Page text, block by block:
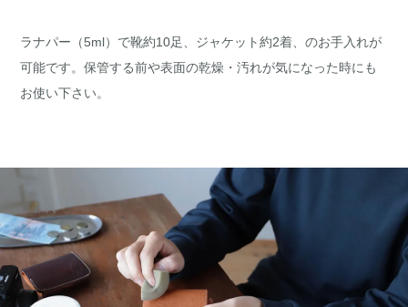
ラナパー（5ml）で靴約10足、ジャケット約2着、のお手入れが
可能です。保管する前や表面の乾燥・汚れが気になった時にも
お使い下さい。